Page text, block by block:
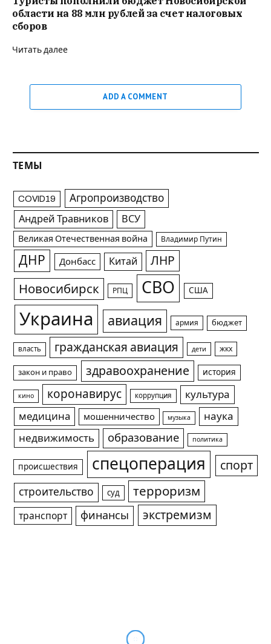
области на 88 млн рублей за счет налоговых
сборов
Читать далее
ADD A COMMENT
ТЕМЫ
COVID19 Агропроизводство
Андрей Травников ВСУ
Великая Отечественная война Владимир Путин
ДНР Донбасс Китай ЛНР
Новосибирск РПЦ СВО США
Украина авиация армия бюджет
власть гражданская авиация дети жкх
закон и право здравоохранение история
кино коронавирус коррупция
культура
медицина
мошенничество музыка
наука
недвижимость
образование политика
происшествия спецоперация спорт
строительство суд терроризм
транспорт финансы экстремизм